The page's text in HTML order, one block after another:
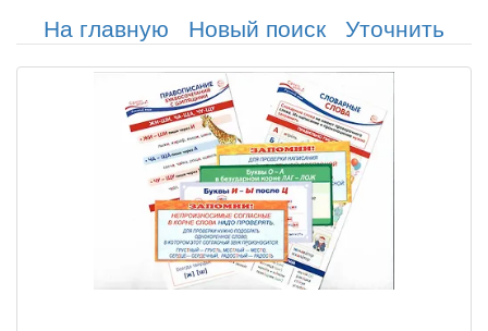
На главную Новый поиск Уточнить